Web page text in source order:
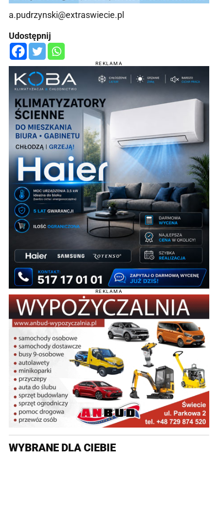
a.pudrzynski@extraswiecie.pl
Udostępnij
REKLAMA
REKLAMA
WYBRANE DLA CIEBIE